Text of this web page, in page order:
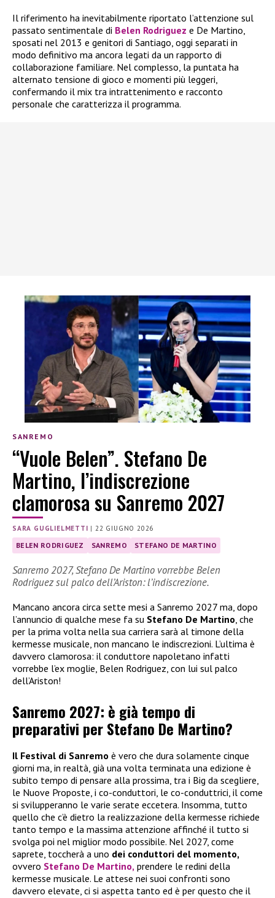
Il riferimento ha inevitabilmente riportato l’attenzione sul
passato sentimentale di Belen Rodriguez e De Martino,
sposati nel 2013 e genitori di Santiago, oggi separati in
modo definitivo ma ancora legati da un rapporto di
collaborazione familiare. Nel complesso, la puntata ha
alternato tensione di gioco e momenti più leggeri,
confermando il mix tra intrattenimento e racconto
personale che caratterizza il programma.
SANREMO
“Vuole Belen”. Stefano De
Martino, l’indiscrezione
clamorosa su Sanremo 2027
SARA GUGLIELMETTI |22 GIUGNO 2026
BELEN RODRIGUEZ SANREMO STEFANO DE MARTINO
Sanremo 2027, Stefano De Martino vorrebbe Belen
Rodriguez sul palco dell’Ariston: l’indiscrezione.
Mancano ancora circa sette mesi a Sanremo 2027 ma, dopo
l’annuncio di qualche mese fa su Stefano De Martino , che
per la prima volta nella sua carriera sarà al timone della
kermesse musicale, non mancano le indiscrezioni. L’ultima è
davvero clamorosa: il conduttore napoletano infatti
vorrebbe l’ex moglie, Belen Rodriguez, con lui sul palco
dell’Ariston!
Sanremo 2027: è già tempo di
preparativi per Stefano De Martino?
Il Festival di Sanremo è vero che dura solamente cinque
giorni ma, in realtà, già una volta terminata una edizione è
subito tempo di pensare alla prossima, tra i Big da scegliere,
le Nuove Proposte, i co-conduttori, le co-conduttrici, il come
si svilupperanno le varie serate eccetera. Insomma, tutto
quello che c’è dietro la realizzazione della kermesse richiede
tanto tempo e la massima attenzione affinché il tutto si
svolga poi nel miglior modo possibile. Nel 2027, come
saprete, toccherà a uno dei conduttori del momento,
ovvero Stefano De Martino, prendere le redini della
kermesse musicale. Le attese nei suoi confronti sono
davvero elevate, ci si aspetta tanto ed è per questo che il